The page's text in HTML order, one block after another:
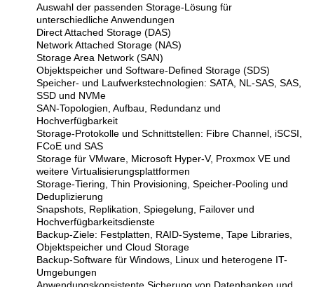
Auswahl der passenden Storage-Lösung für
unterschiedliche Anwendungen
Direct Attached Storage (DAS)
Network Attached Storage (NAS)
Storage Area Network (SAN)
Objektspeicher und Software-Defined Storage (SDS)
Speicher- und Laufwerkstechnologien: SATA, NL-SAS, SAS,
SSD und NVMe
SAN-Topologien, Aufbau, Redundanz und
Hochverfügbarkeit
Storage-Protokolle und Schnittstellen: Fibre Channel, iSCSI,
FCoE und SAS
Storage für VMware, Microsoft Hyper-V, Proxmox VE und
weitere Virtualisierungsplattformen
Storage-Tiering, Thin Provisioning, Speicher-Pooling und
Deduplizierung
Snapshots, Replikation, Spiegelung, Failover und
Hochverfügbarkeitsdienste
Backup-Ziele: Festplatten, RAID-Systeme, Tape Libraries,
Objektspeicher und Cloud Storage
Backup-Software für Windows, Linux und heterogene IT-
Umgebungen
Anwendungskonsistente Sicherung von Datenbanken und